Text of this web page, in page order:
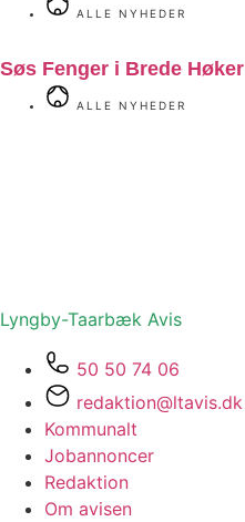
ALLE NYHEDER
Søs Fenger i Brede Høker
ALLE NYHEDER
Lyngby-Taarbæk Avis
50 50 74 06
redaktion@ltavis.dk
Kommunalt
Jobannoncer
Redaktion
Om avisen